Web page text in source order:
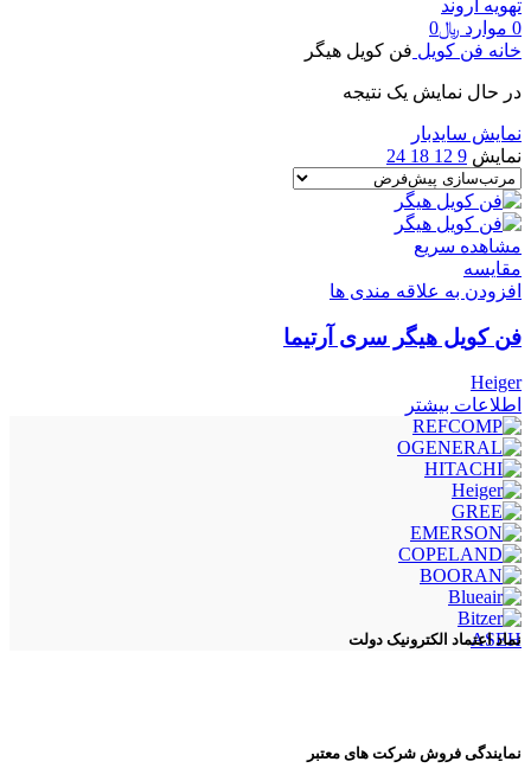
0 موارد ﷼0
خانه فن کویل فن کویل هیگر
در حال نمایش یک نتیجه
نمایش سایدبار
نمایش 9
12
18
24
مشاهده سریع
مقایسه
افزودن به علاقه مندی ها
فن کویل هیگر سری آرتیما
Heiger
اطلاعات بیشتر
ASEH
نماد اعتماد الکترونیک دولت
نمایندگی فروش شرکت های معتبر